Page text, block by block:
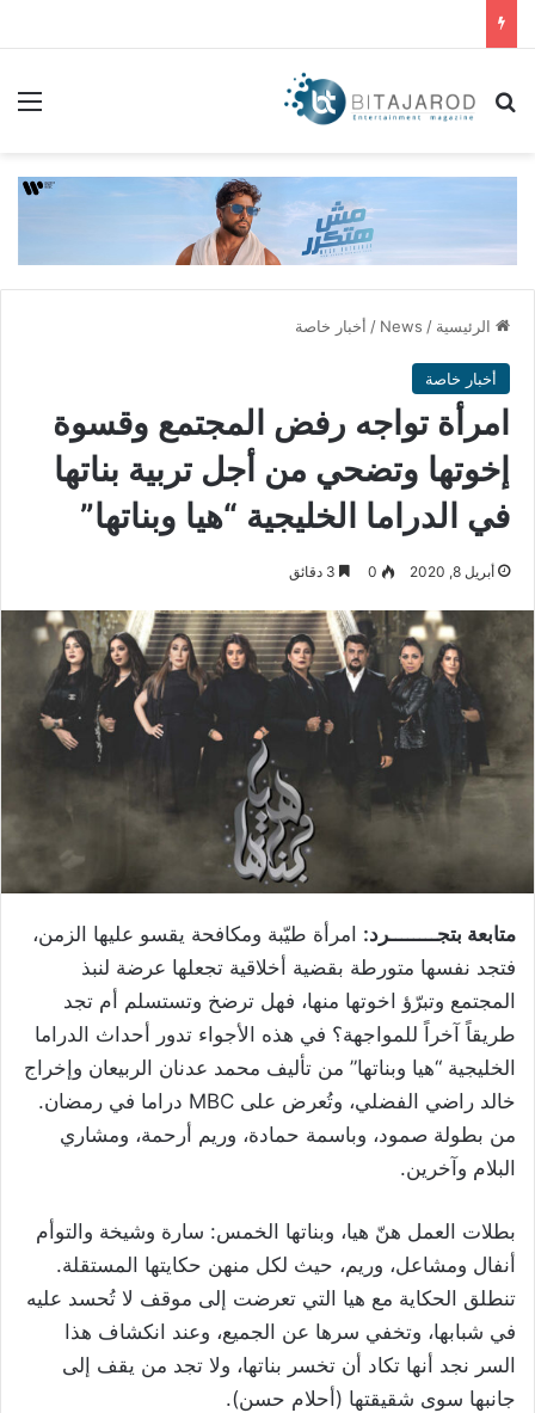
بحث عن
الرئيسية /
News
/ أخبار خاصة
أخبار خاصة
امرأة تواجه رفض المجتمع وقسوة
إخوتها وتضحي من أجل تربية بناتها
في الدراما الخليجية “هيا وبناتها”
أبريل 8, 2020 0
متابعة بتجــــــــرد: امرأة طيّبة ومكافحة يقسو عليها الزمن،
فتجد نفسها متورطة بقضية أخلاقية تجعلها عرضة لنبذ
المجتمع وتبرّؤ اخوتها منها، فهل ترضخ وتستسلم أم تجد
طريقاً آخراً للمواجهة؟ في هذه الأجواء تدور أحداث الدراما
الخليجية “هيا وبناتها” من تأليف محمد عدنان الربيعان وإخراج
خالد راضي الفضلي، وتُعرض على MBC دراما في رمضان.
من بطولة صمود، وباسمة حمادة، وريم أرحمة، ومشاري
البلام وآخرين.
بطلات العمل هنّ هيا، وبناتها الخمس: سارة وشيخة والتوأم
أنفال ومشاعل، وريم، حيث لكل منهن حكايتها المستقلة.
تنطلق الحكاية مع هيا التي تعرضت إلى موقف لا تُحسد عليه
في شبابها، وتخفي سرها عن الجميع، وعند انكشاف هذا
السر نجد أنها تكاد أن تخسر بناتها، ولا تجد من يقف إلى
جانبها سوى شقيقتها (أحلام حسن).